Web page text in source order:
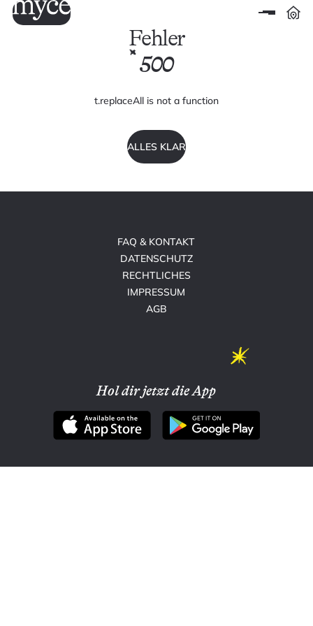
Fehler
500
t.replaceAll is not a function
ALLES KLAR
FAQ & KONTAKT
DATENSCHUTZ
RECHTLICHES
IMPRESSUM
AGB
Hol dir jetzt die App